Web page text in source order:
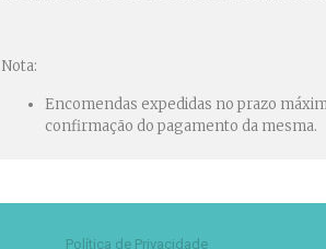
Nota:
Encomendas expedidas no prazo
confirmação do pagamento da mesma.
Política de Privacidade